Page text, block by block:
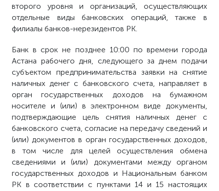
второго уровня и организаций, осуществляющих
отдельные виды банковских операций, также в
филиалы банков-нерезидентов РК.
Банк в срок не позднее 10:00 по времени города
Астана рабочего дня, следующего за днем подачи
субъектом предпринимательства заявки на снятие
наличных денег с банковского счета, направляет в
орган государственных доходов на бумажном
носителе и (или) в электронном виде документы,
подтверждающие цель снятия наличных денег с
банковского счета, согласие на передачу сведений и
(или) документов в орган государственных доходов,
в том числе для целей осуществления обмена
сведениями и (или) документами между органом
государственных доходов и Национальным банком
РК в соответствии с пунктами 14 и 15 настоящих